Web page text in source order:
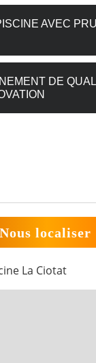
AVEC
DE
Nous localiser
La Ciotat